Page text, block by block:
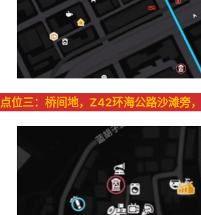
点位三：桥间地，Z42环海公路沙滩旁